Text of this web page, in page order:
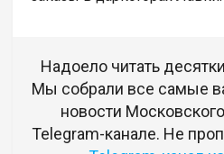
Надоело читать
Мы собрали все самые
новости
Telegram-канале. Не